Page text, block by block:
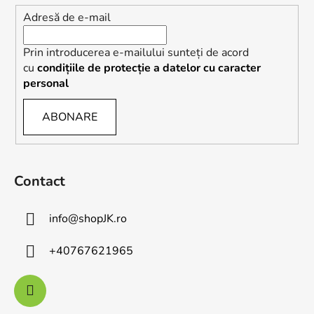
Adresă de e-mail
Prin introducerea e-mailului sunteți de acord
cu condițiile de protecție a datelor cu caracter
personal
ABONARE
Contact
info@shopJK.ro
+40767621965